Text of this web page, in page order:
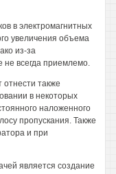
в электромагнитных
увеличения объема
из-за
не всегда приемлемо.
также
в некоторых
наложенного
пропускания. Также
и при
является создание